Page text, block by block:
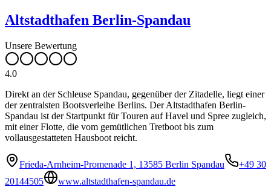
Altstadthafen Berlin-Spandau
Unsere Bewertung
4.0
Direkt an der Schleuse Spandau, gegenüber der Zitadelle, liegt einer
der zentralsten Bootsverleihe Berlins. Der Altstadthafen Berlin-
Spandau ist der Startpunkt für Touren auf Havel und Spree zugleich,
mit einer Flotte, die vom gemütlichen Tretboot bis zum
vollausgestatteten Hausboot reicht.
Frieda-Arnheim-Promenade 1, 13585 Berlin Spandau
+49 30
20144505
www.altstadthafen-spandau.de